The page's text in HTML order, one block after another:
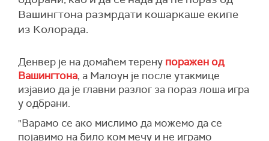
Вашингтона размрдати кошаркаше екипе
из Колорада.
Денвер је на домаћем терену поражен од
Вашингтона, а Малоун је после утакмице
изјавио да је главни разлог за пораз лоша игра
у одбрани.
"Варамо се ако мислимо да можемо да се
појавимо на било ком мечу и не играмо